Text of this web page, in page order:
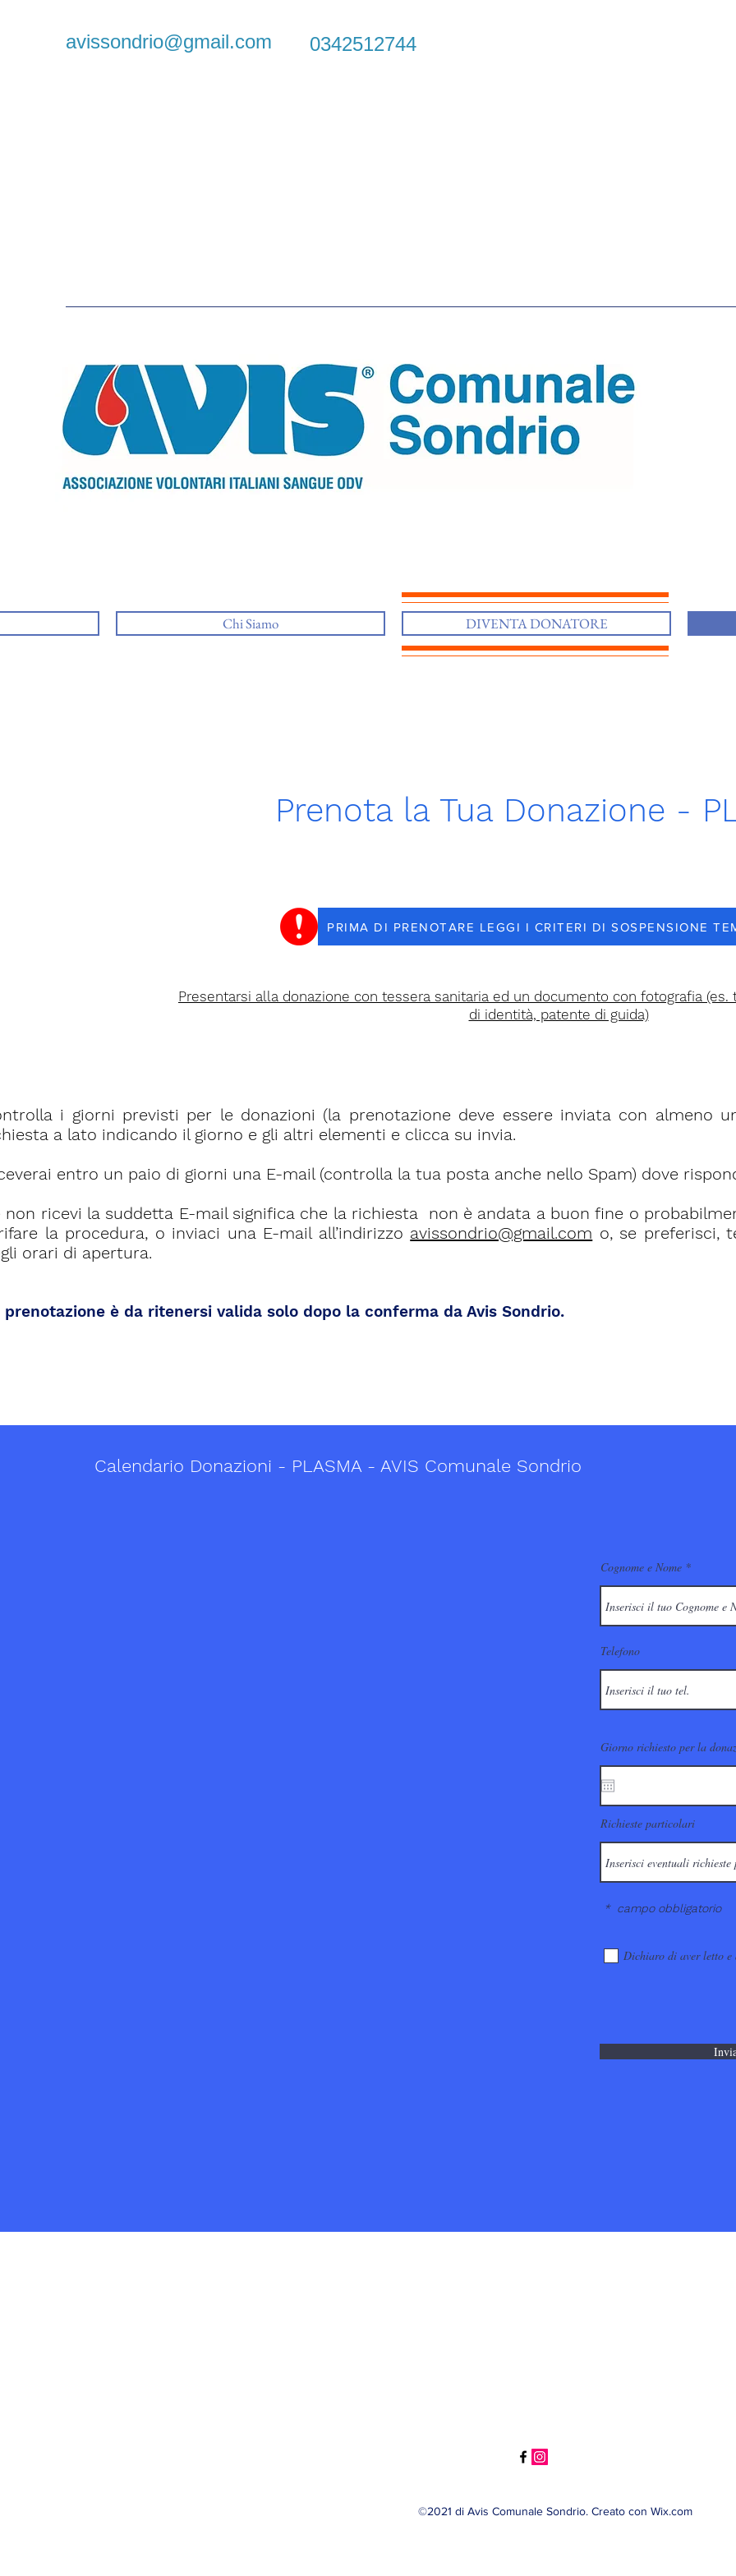
avissondrio@gmail.com 0342512744
Prenota la Tua Donazione -
PRIMA DI PRENOTARE LEGGI I CRITERI DI SOSPENSIONE
Presentarsi alla donazione con tessera sanitaria ed un documento con fotografia
di identità, patente di guida)
i giorni previsti per le donazioni (la prenotazione deve essere inviata con almeno
a lato indicando il giorno e gli altri elementi e clicca su invia.
entro un paio di giorni una E-mail (controlla la tua posta anche nello Spam) dove
non ricevi la suddetta E-mail significa che la richiesta non è andata a buon fine o
la procedura, o inviaci una E-mail all’indirizzo avissondrio@gmail.com o, se preferisci,
orari di apertura.
prenotazione è da ritenersi valida solo dopo la conferma da Avis Sondrio.
Calendario Donazioni - PLASMA - AVIS Comunale Sondrio
Cognome e Nome
Telefono
Giorno richiesto per la
Richieste particolari
* campo obbligatorio
Dichiaro di aver letto e
Chi Siamo DIVENTA DONATORE
©2021 di Avis Comunale Sondrio. Creato con Wix.com